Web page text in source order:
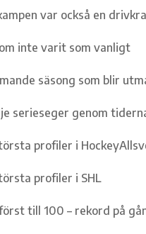
var också en
inte varit som vanligt
säsong som blir
serieseger genom
profiler i
profiler i SHL
till 100 – rekord på